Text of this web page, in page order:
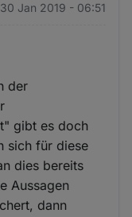
Jan 2019 - 06:51
der
gibt es doch
sich für diese
dies bereits
Aussagen
dann